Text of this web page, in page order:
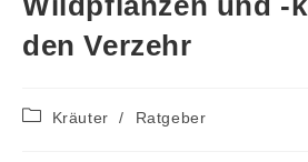
den Verzehr
Beitrags-
Kräuter / Ratgeber